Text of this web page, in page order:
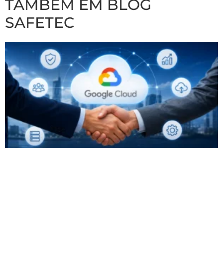
TAMBÉM EM BLOG
SAFETEC